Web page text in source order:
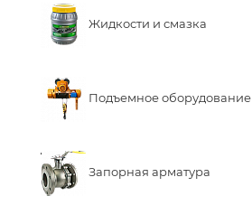
Жидкости и смазка
Подъемное оборудование
Запорная арматура